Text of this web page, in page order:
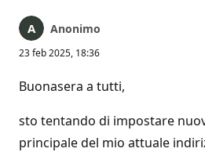
Anonimo
23 feb 2025, 18:36
Buonasera a tutti,
sto tentando di impostare
principale del mio attuale